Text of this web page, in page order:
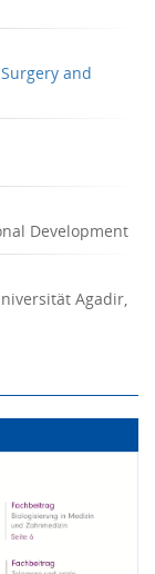
and
Development
Agadir,